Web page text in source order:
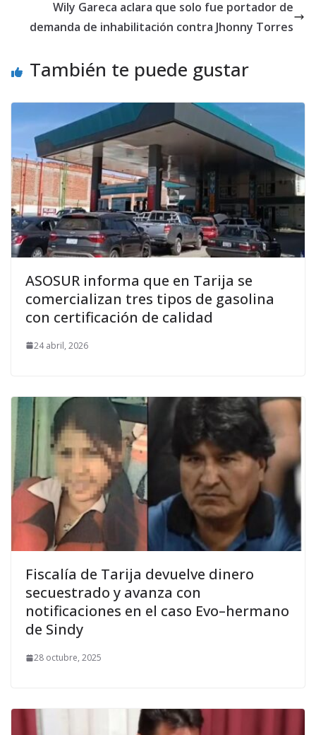
Wily Gareca aclara que solo fue portador de
demanda de inhabilitación contra Jhonny Torres
También te puede gustar
ASOSUR informa que en Tarija se
comercializan tres tipos de gasolina
con certificación de calidad
24 abril, 2026
Fiscalía de Tarija devuelve dinero
secuestrado y avanza con
notificaciones en el caso Evo–hermano
de Sindy
28 octubre, 2025